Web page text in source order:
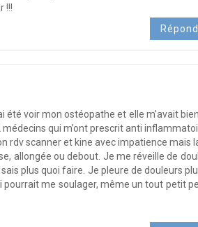
!!!
été voir mon ostéopathe et elle m’avait
qui m’ont prescrit anti
rdv scanner et kine avec impatience mais
allongée ou debout. Je me réveille de
plus quoi faire. Je pleure de douleurs
me soulager, même un tout petit